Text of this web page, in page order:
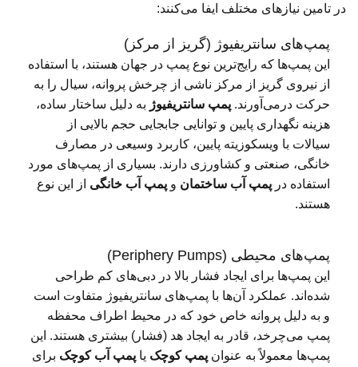
در تامین نیازهای مختلف ایفا می‌کنند:
پمپ‌های سانتریفیوژ (گریز از مرکز)
این پمپ‌ها که رایج‌ترین نوع پمپ در جهان هستند، با استفاده
از نیروی گریز از مرکز ناشی از چرخش پروانه، سیال را به
حرکت درمی‌آورند. پمپ سانتریفیوژ به دلیل ساختار ساده،
هزینه نگهداری پایین و توانایی جابجایی حجم بالایی از
سیالات با ویسکوزیته پایین، کاربرد وسیعی در مصارف
خانگی، صنعتی و کشاورزی دارند. بسیاری از پمپ‌های مورد
استفاده در پمپ آب ساختمان و پمپ آب خانگی از این نوع
هستند.
پمپ‌های محیطی (Periphery Pumps)
این پمپ‌ها برای ایجاد فشار بالا در دبی‌های کم طراحی
شده‌اند. عملکرد آن‌ها با پمپ‌های سانتریفیوژ متفاوت است
و به دلیل پروانه خاص خود که در محیط اطراف محفظه
پمپ می‌چرخد، قادر به ایجاد هد (فشار) بیشتری هستند. این
پمپ‌ها معمولاً به عنوان پمپ کوچک یا پمپ آب کوچک برای